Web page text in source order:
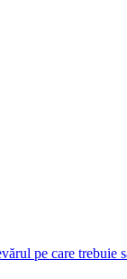
pe care trebuie